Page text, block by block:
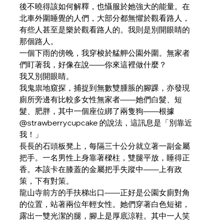
後不曉得該如何解釋，也懾服於她強大的能量。在
北車外圍睡覺的人們，大部分都無懼於觀看路人，
有些人甚至是樂於觀看路人的。我則是別開眼睛的
那個路人。
一個下雨的傍晚，我穿梭於艋舺公園外圍。無家者
們盯著我，好像在說——你來這裡做什麼？
我又別開眼睛。
我鬼祟地窺探，捕捉到無數雙腫脹的腳踝，亦發現
廁所旁邊有比較多女性無家者——她們白髮、短
髮、肥胖，其中一個座位綁了兩隻狗——根據
@strawberrycupcake 的說法，這訊息是「別靠近
我！」
長長的石頭板凳上，每隔三十公分就立著一副金屬
把手。一名男性上身靠著樑柱，雙腿平放，睡得正
香。本該卡在膝蓋的金屬把手失蹤中——上有政
策，下有對策。
龍山寺前方的手扶梯出口——正好是公園女廁對角
的位置，站著兩位年輕女性。她們穿著白色短裙，
露出一雙光潔的腿，腳上是厚底涼鞋。其中一人笑